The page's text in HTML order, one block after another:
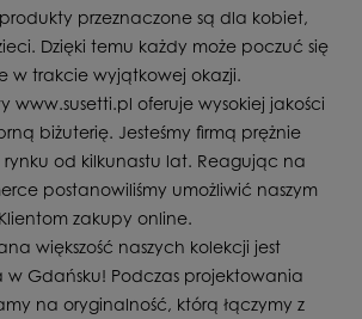
przeznaczone są dla kobiet,
Dzięki temu każdy może poczuć się
w trakcie wyjątkowej okazji.
www.susetti.pl oferuje wysokiej jakości
biżuterię. Jesteśmy firmą prężnie
od kilkunastu lat. Reagując na
postanowiliśmy umożliwić naszym
Klientom zakupy online.
większość naszych kolekcji jest
Gdańsku! Podczas projektowania
na oryginalność, którą łączymy z